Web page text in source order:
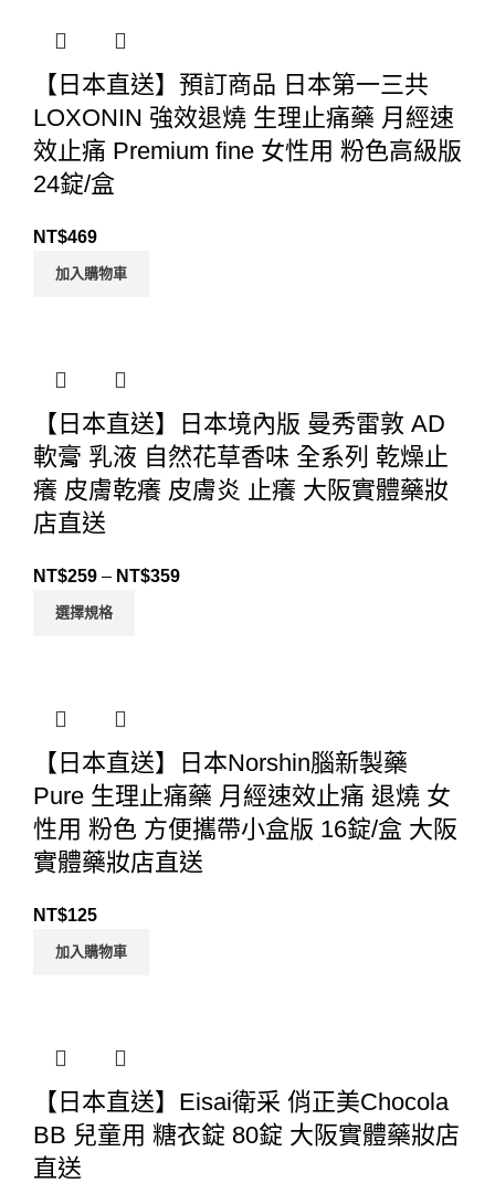
【日本直送】預訂商品 日本第一三共
LOXONIN 強效退燒 生理止痛藥 月經速
效止痛 Premium fine 女性用 粉色高級版
24錠/盒
NT$469
加入購物車
【日本直送】日本境內版 曼秀雷敦 AD
軟膏 乳液 自然花草香味 全系列 乾燥止
癢 皮膚乾癢 皮膚炎 止癢 大阪實體藥妝
店直送
NT$259 – NT$359
選擇規格
【日本直送】日本Norshin腦新製藥
Pure 生理止痛藥 月經速效止痛 退燒 女
性用 粉色 方便攜帶小盒版 16錠/盒 大阪
實體藥妝店直送
NT$125
加入購物車
【日本直送】Eisai衛采 俏正美Chocola
BB 兒童用 糖衣錠 80錠 大阪實體藥妝店
直送